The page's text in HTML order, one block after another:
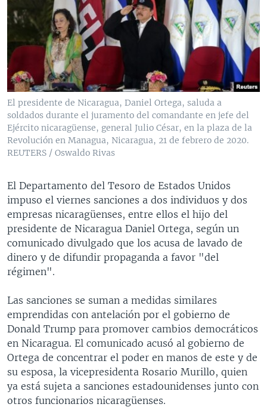
VENEZUELA
BRASIL
NICARAGUA
ECONOMÍA
ENTRETENIMIENTO Y CULTURA
TECNOLOGÍA
DEPORTES
MULTIMEDIA
VIDEOS
FOTOGRAFÍA
AUDIOS
PROGRAMAS TV
EL MUNDO AL DÍA
FORO INTERAMERICANO
LAS CLAVES
PANORAMA
RADIO
AVANCE INFORMATIVO
BUENOS DÍAS AMÉRICA
ESTADOS UNIDOS AL DÍA
FORO [RADIO]
DEPORTIVO INTERNACIONAL
NOTA ECONÓMICA
ENTRETENIMIENTO
DIRECT
Learning English
Idiomas
El presidente de Nicaragua, Daniel Ortega, saluda a
soldados durante el juramento del comandante en jefe del
Ejército nicaragüense, general Julio César, en la plaza de la
Revolución en Managua, Nicaragua, 21 de febrero de 2020.
REUTERS / Oswaldo Rivas
El Departamento del Tesoro de Estados Unidos
impuso el viernes sanciones a dos individuos y dos
empresas nicaragüenses, entre ellos el hijo del
presidente de Nicaragua Daniel Ortega, según un
comunicado divulgado que los acusa de lavado de
dinero y de difundir propaganda a favor "del
régimen".
Las sanciones se suman a medidas similares
emprendidas con antelación por el gobierno de
Donald Trump para promover cambios democráticos
en Nicaragua. El comunicado acusó al gobierno de
Ortega de concentrar el poder en manos de este y de
su esposa, la vicepresidenta Rosario Murillo, quien
ya está sujeta a sanciones estadounidenses junto con
otros funcionarios nicaragüenses.